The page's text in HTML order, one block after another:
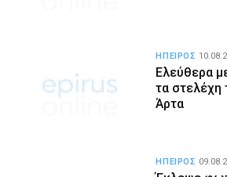
Ελεύθερα
τα
Άρτα
ΗΠΕΙΡΟΣ
ΗΠΕΙΡΟΣ